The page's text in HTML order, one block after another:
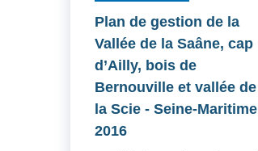
Plan de gestion de la
Vallée de la Saâne, cap
d’Ailly, bois de
Bernouville et vallée de
la Scie - Seine-Maritime
2016